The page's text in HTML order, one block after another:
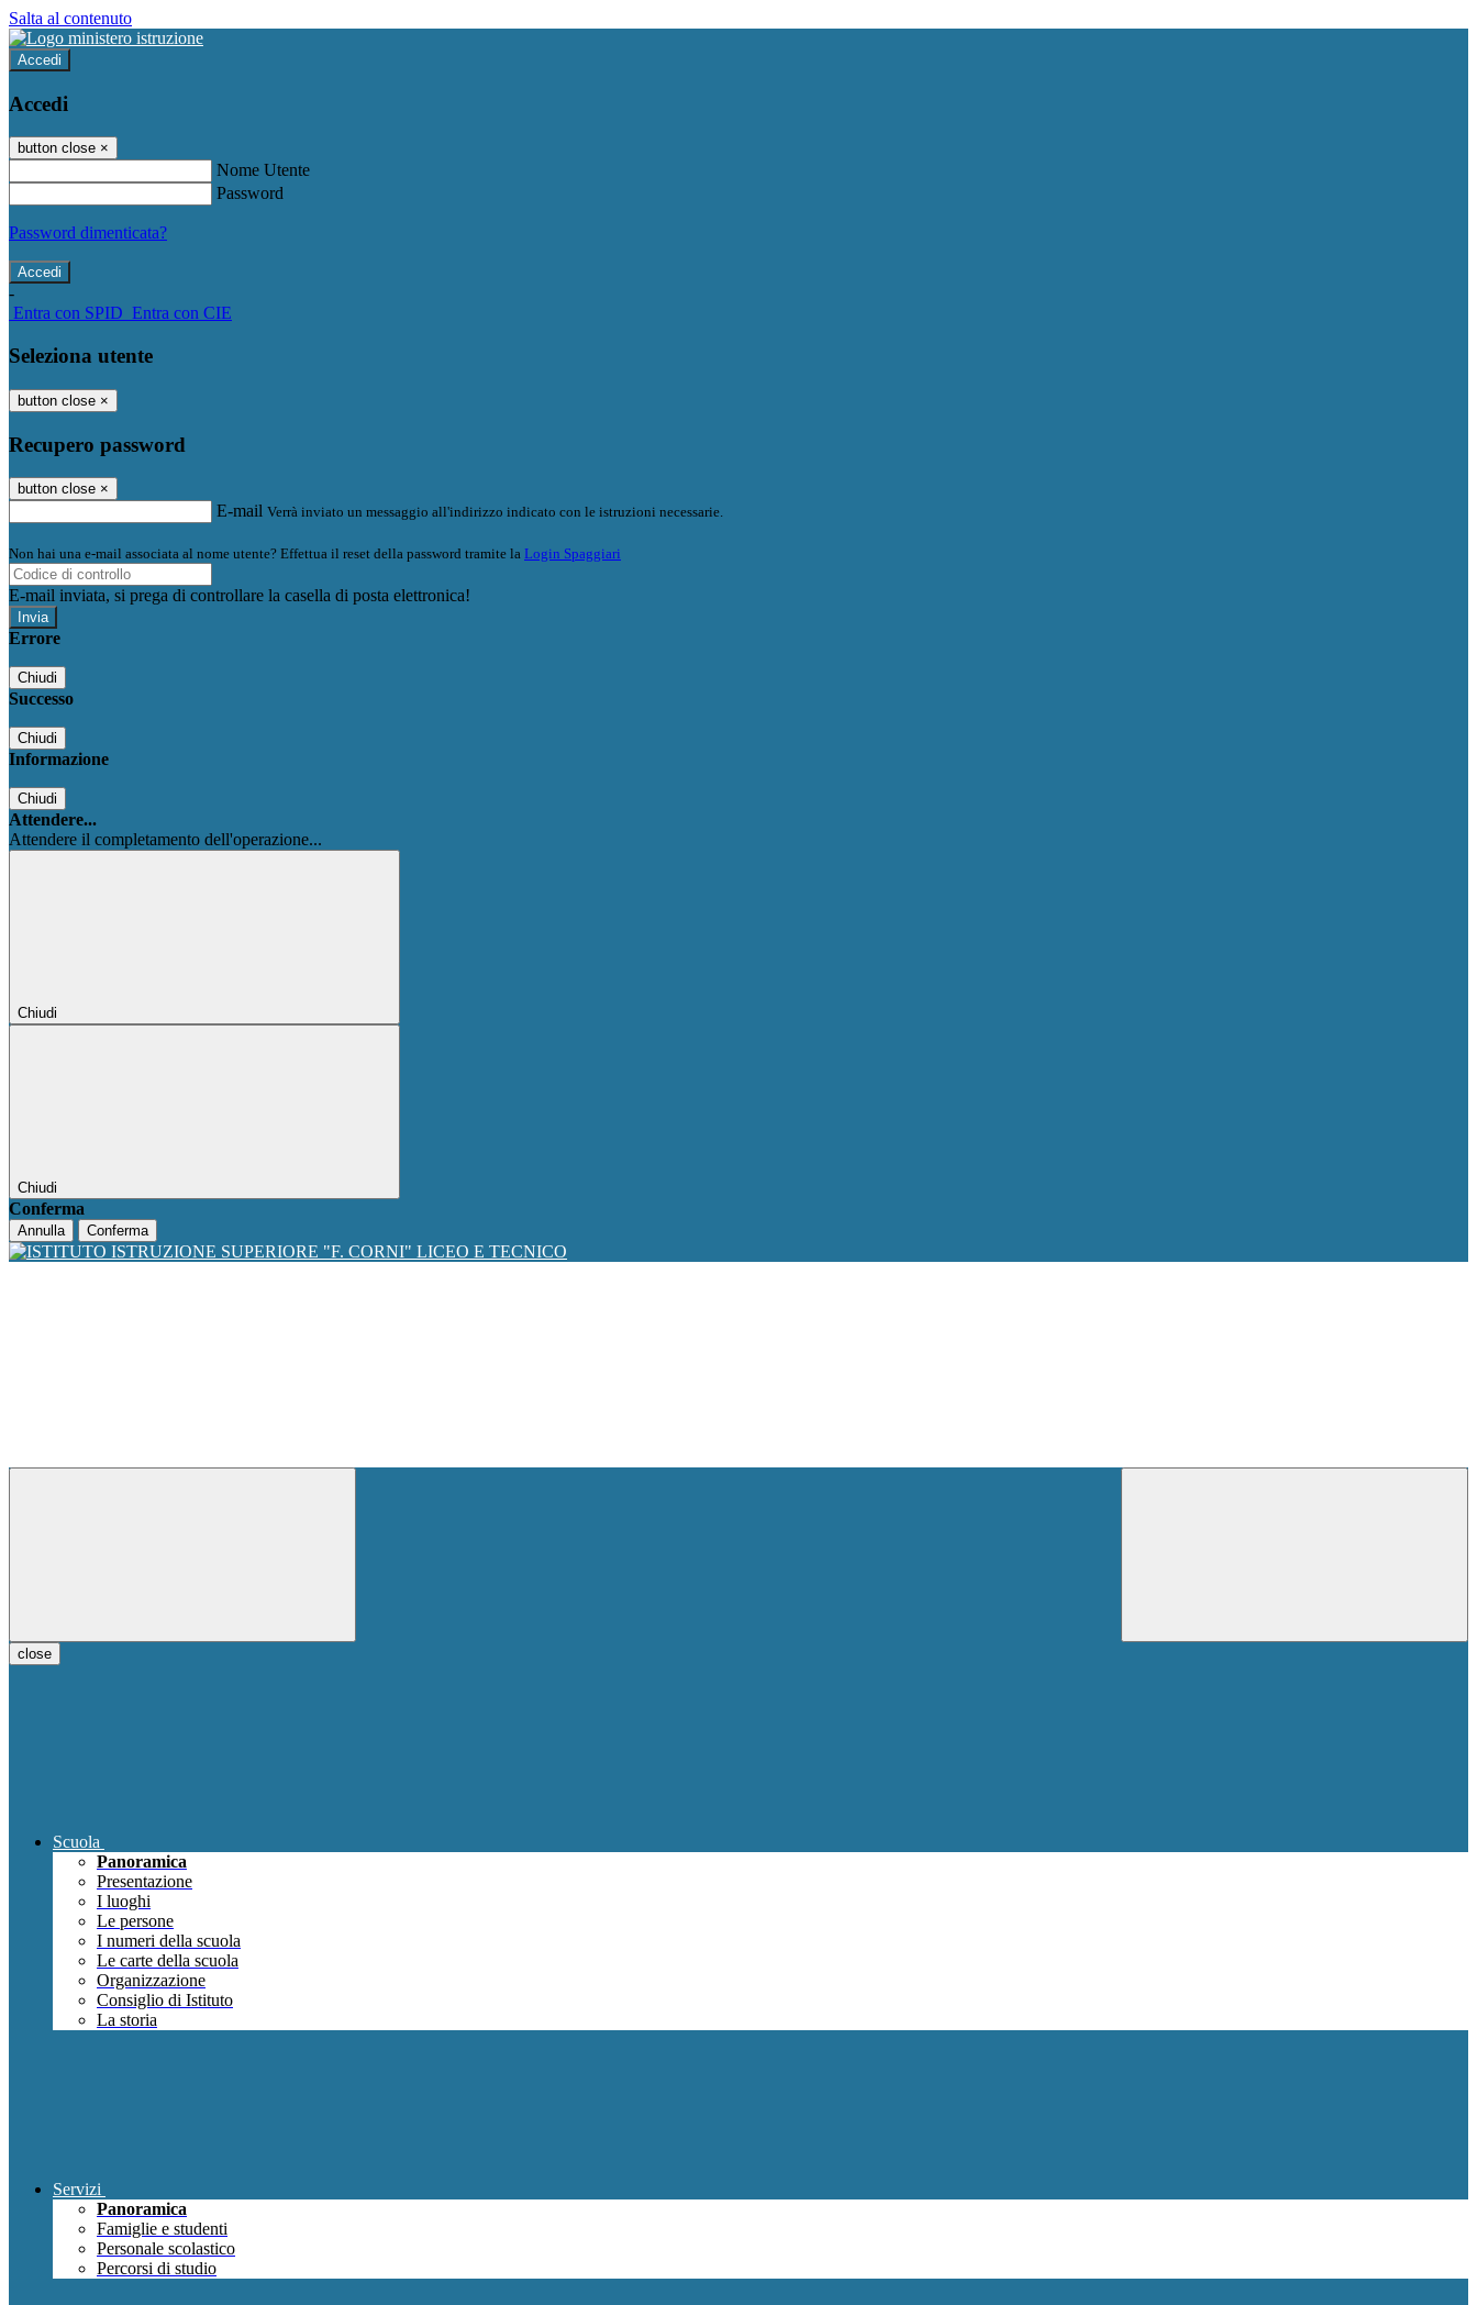
Salta al contenuto
Accedi
Accedi
button close ×
Nome Utente
Password
Password dimenticata?
-
Entra con SPID Entra con CIE
Seleziona utente
button close ×
Recupero password
button close ×
E-mail Verrà inviato un messaggio all'indirizzo indicato con le istruzioni necessarie.
Non hai una e-mail associata al nome utente? Effettua il reset della password tramite la Login Spaggiari
E-mail inviata, si prega di controllare la casella di posta elettronica!
Errore
Chiudi
Successo
Chiudi
Informazione
Chiudi
Attendere...
Attendere il completamento dell'operazione...
Chiudi
Chiudi
Conferma
Annulla Conferma
close
Scuola
Panoramica
Presentazione
I luoghi
Le persone
I numeri della scuola
Le carte della scuola
Organizzazione
Consiglio di Istituto
La storia
Servizi
Panoramica
Famiglie e studenti
Personale scolastico
Percorsi di studio